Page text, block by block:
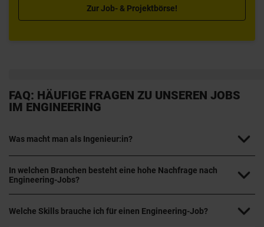
Zur Job- & Projektbörse!
FAQ: HÄUFIGE FRAGEN ZU UNSEREN JOBS
IM ENGINEERING
Was macht man als Ingenieur:in?
In welchen Branchen besteht eine hohe Nachfrage nach
Engineering-Jobs?
Welche Skills brauche ich für einen Engineering-Job?